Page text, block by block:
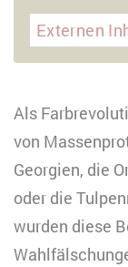
Externen
Als
von
Georgien, die
oder die
wurden diese